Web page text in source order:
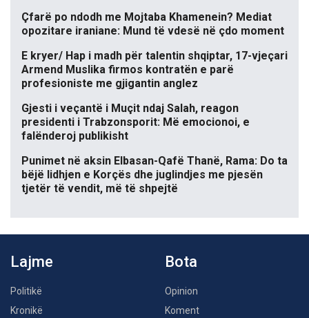
Çfarë po ndodh me Mojtaba Khamenein? Mediat
opozitare iraniane: Mund të vdesë në çdo moment
E kryer/ Hap i madh për talentin shqiptar, 17-vjeçari
Armend Muslika firmos kontratën e parë
profesioniste me gjigantin anglez
Gjesti i veçantë i Muçit ndaj Salah, reagon
presidenti i Trabzonsporit: Më emocionoi, e
falënderoj publikisht
Punimet në aksin Elbasan-Qafë Thanë, Rama: Do ta
bëjë lidhjen e Korçës dhe juglindjes me pjesën
tjetër të vendit, më të shpejtë
Lajme
Politikë
Kronikë
Bota
Opinion
Koment